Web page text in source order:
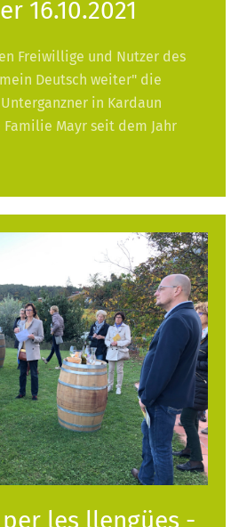
16.10.2021
Freiwillige und Nutzer des
Deutsch weiter" die
in Kardaun
Mayr seit dem Jahr
les llengües -